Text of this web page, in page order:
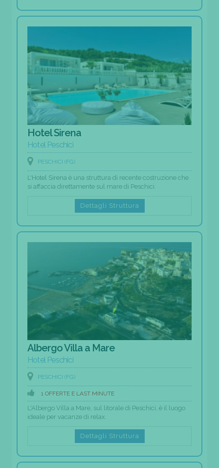
Hotel Sirena
Hotel Peschici
PESCHICI (FG)
L'Hotel Sirena è una struttura di recente costruzione che
si affaccia direttamente sul mare di Peschici.
Dettagli Struttura
Albergo Villa a Mare
Hotel Peschici
PESCHICI (FG)
1 OFFERTE E LAST MINUTE
L'Albergo Villa a Mare, sul litorale di Peschici, è il luogo
ideale per vacanze di relax.
Dettagli Struttura